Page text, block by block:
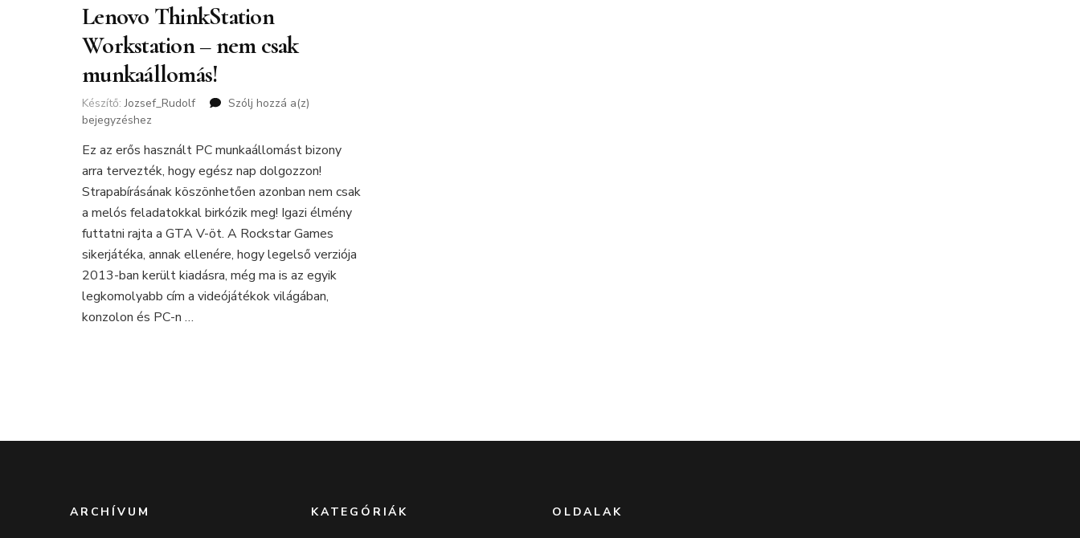
Lenovo ThinkStation
Workstation – nem csak
munkaállomás!
Készítő:Jozsef_Rudolf Szólj hozzá a(z)
–
nem
csak
munkaállomás!
bejegyzéshez
Ez az erős használt PC munkaállomást bizony
arra tervezték, hogy egész nap dolgozzon!
Strapabírásának köszönhetően azonban nem csak
a melós feladatokkal birkózik meg! Igazi élmény
futtatni rajta a GTA V-öt. A Rockstar Games
sikerjátéka, annak ellenére, hogy legelső verziója
2013-ban került kiadásra, még ma is az egyik
legkomolyabb cím a videójátékok világában,
konzolon és PC-n …
ARCHÍVUM KATEGÓRIÁK OLDALAK